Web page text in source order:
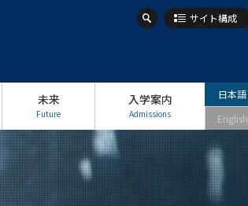
サイト構成
未来
Future
入学案内
Admissions
日本語
English